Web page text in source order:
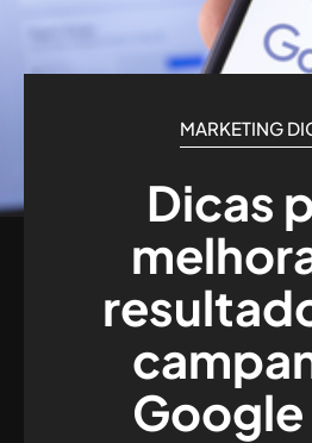
MARKETING
Dicas
Google